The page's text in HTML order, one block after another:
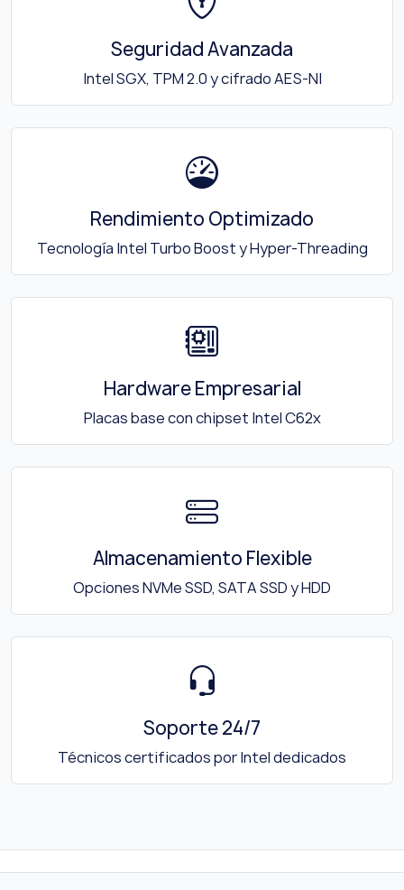
Seguridad Avanzada
Intel SGX, TPM 2.0 y cifrado AES-NI
Rendimiento Optimizado
Tecnología Intel Turbo Boost y Hyper-Threading
Hardware Empresarial
Placas base con chipset Intel C62x
Almacenamiento Flexible
Opciones NVMe SSD, SATA SSD y HDD
Soporte 24/7
Técnicos certificados por Intel dedicados